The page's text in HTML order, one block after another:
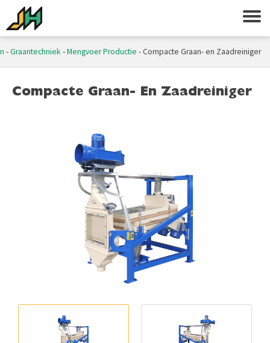
-Graantechniek-Mengvoer Productie -Compacte Graan- en Zaadreiniger
Compacte Graan- En Zaadreiniger